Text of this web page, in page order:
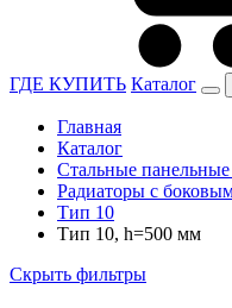
ГДЕ КУПИТЬ Каталог
Главная
Каталог
Стальные
Радиаторы c
Тип 10
Тип 10, h=500 мм
Скрыть фильтры